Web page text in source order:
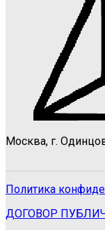
Москва, г.
Политика
ДОГОВОР